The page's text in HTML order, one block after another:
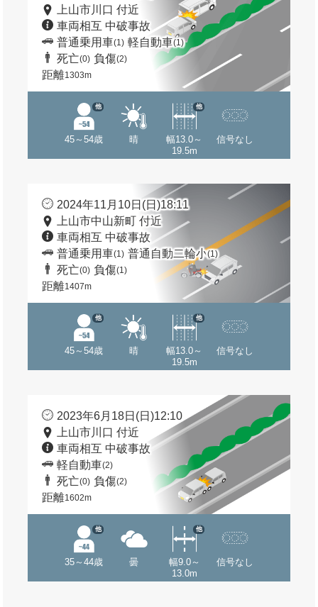
上山市川口 付近
車両相互 中破事故
普通乗用車(1) 軽自動車(1)
死亡(0) 負傷(2)
距離1303m
45～54歳
他
晴
幅13.0～
19.5m
他
信号なし
2024年11月10日(日)18:11
上山市中山新町 付近
車両相互 中破事故
普通乗用車(1) 普通自動二輪小(1)
死亡(0) 負傷(1)
距離1407m
45～54歳
他
晴
幅13.0～
19.5m
他
信号なし
2023年6月18日(日)12:10
上山市川口 付近
車両相互 中破事故
軽自動車(2)
死亡(0) 負傷(2)
距離1602m
35～44歳
他
曇
幅9.0～
13.0m
他
信号なし